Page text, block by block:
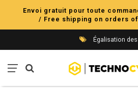
Envoi gratuit pour toute
/ Free shipping on orders
Égalisation des